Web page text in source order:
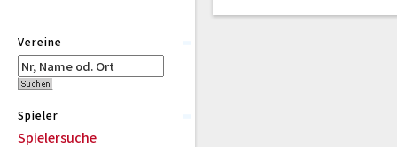
Vereine
Spieler
Spielersuche